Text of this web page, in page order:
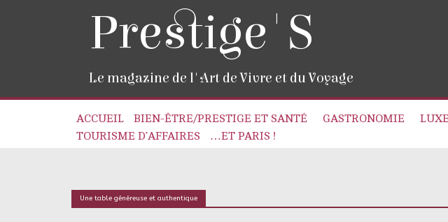
Prestige'S
Le magazine de l'Art de Vivre et du Voyage
ACCUEIL BIEN-ÊTRE/PRESTIGE ET SANTÉ GASTRONOMIE LUXE
TOURISME D’AFFAIRES
…ET PARIS !
Une table généreuse et authentique